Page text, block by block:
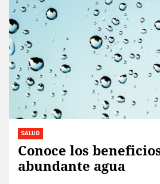
SALUD
Conoce los
abundante agua